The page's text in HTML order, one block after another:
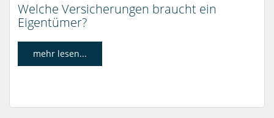
Welche Versicherungen braucht ein
Eigentümer?
mehr lesen...